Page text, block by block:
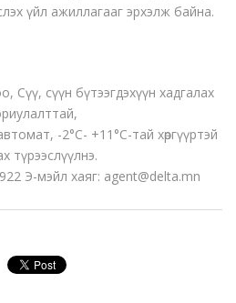
үйл ажиллагааг эрхэлж байна.
Сүү, сүүн бүтээгдэхүүн хадгалах
-2°С- +11°С-тай хөргүүртэй
түрээслүүлнэ.
Э-мэйл хаяг: agent@delta.mn